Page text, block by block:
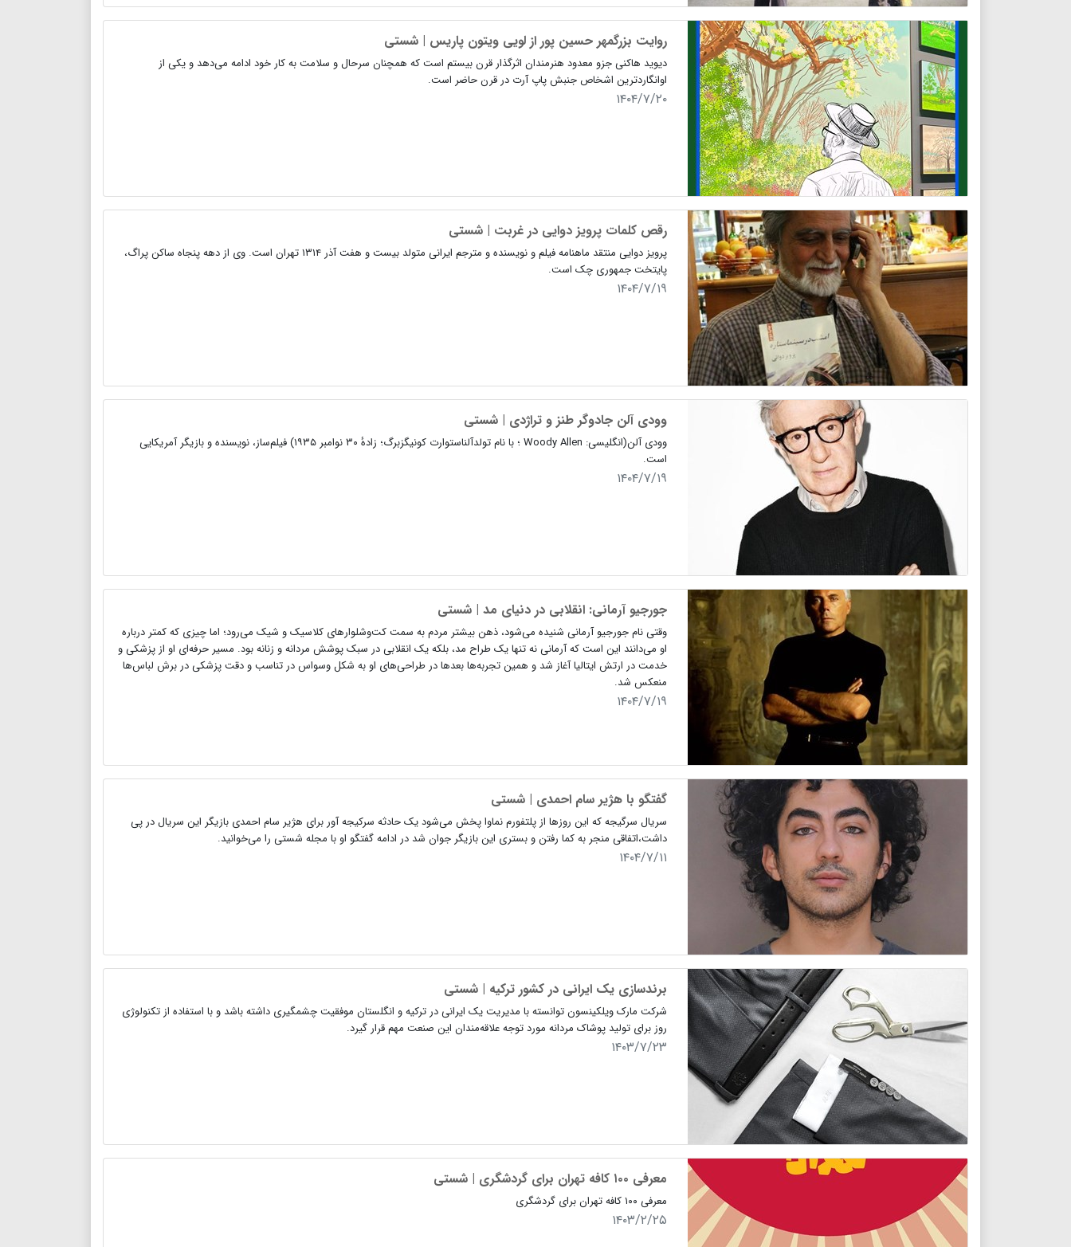
روایت بزرگمهر حسین پور از لویی‌ ویتون پاریس | شستی
دیوید هاکنی جزو معدود هنرمندان اثرگذار قرن بیستم است که همچنان سرحال و سلامت به کار خود ادامه می‌دهد و یکی از
اوانگاردترین اشخاص جنبش پاپ آرت در قرن حاضر است.
۱۴۰۴/۷/۲۰
رقص کلمات پرویز دوایی در غربت | شستی
پرویز دوایی منتقد ماهنامه فیلم و نویسنده و مترجم ایرانی متولد بیست و هفت آذر ۱۳۱۴ تهران است. وی از دهه پنجاه ساکن پراگ،
پایتخت جمهوری چک است.
۱۴۰۴/۷/۱۹
وودی آلن جادوگر طنز و تراژدی | شستی
وودی آلن(انگلیسی: Woody Allen ؛ با نام تولدآلناستوارت کونیگزبرگ؛ زادهٔ ۳۰ نوامبر ۱۹۳۵) فیلم‌ساز، نویسنده و بازیگر آمریکایی
است.
۱۴۰۴/۷/۱۹
جورجیو آرمانی: انقلابی در دنیای مد | شستی
وقتی نام جورجیو آرمانی شنیده می‌شود، ذهن بیشتر مردم به سمت کت‌وشلوارهای کلاسیک و شیک می‌رود؛ اما چیزی که کمتر درباره
او می‌دانند این است که آرمانی نه تنها یک طراح مد، بلکه یک انقلابی در سبک پوشش مردانه و زنانه بود. مسیر حرفه‌ای او از پزشکی و
خدمت در ارتش ایتالیا آغاز شد و همین تجربه‌ها بعدها در طراحی‌های او به شکل وسواس در تناسب و دقت پزشکی در برش لباس‌ها
منعکس شد.
۱۴۰۴/۷/۱۹
گفتگو با هژیر سام احمدی | شستی
سریال سرگیجه که این روزها از پلتفورم نماوا پخش می‌شود یک حادثه سرکیجه آور برای هژیر سام احمدی بازیگر این سریال در پی
داشت،اتفاقی منجر به کما رفتن و بستری این بازیگر جوان شد در ادامه گفتگو او با مجله شستی را می‌خوانید.
۱۴۰۴/۷/۱۱
برندسازی یک ایرانی در کشور ترکیه | شستی
شرکت مارک ویلکینسون توانسته با مدیریت یک ایرانی در ترکیه و انگلستان موفقیت چشمگیری داشته باشد و با استفاده از تکنولوژی
روز برای تولید پوشاک مردانه مورد توجه علاقه‌مندان این صنعت مهم قرار گیرد.
۱۴۰۳/۷/۲۳
معرفی ۱۰۰ کافه تهران برای گردشگری | شستی
معرفی ۱۰۰ کافه تهران برای گردشگری
۱۴۰۳/۲/۲۵